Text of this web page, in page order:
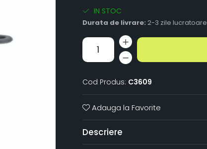
IN STOC
Durata de livrare: 2-3 zile lucratoare
Cod Produs: C3609
Adauga la Favorite
Descriere